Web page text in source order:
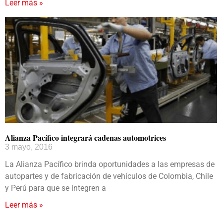
Leer más »
Alianza Pacífico integrará cadenas automotrices
3 mayo, 2016
La Alianza Pacífico brinda oportunidades a las empresas de
autopartes y de fabricación de vehículos de Colombia, Chile
y Perú para que se integren a
Leer más »